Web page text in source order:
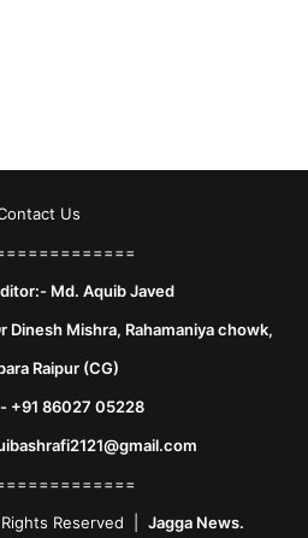
Us
Md. Aquib Javed
Mishra, Rahamaniya chowk,
Raipur (CG)
+91 86027 05228
Reserved | Jagga News.